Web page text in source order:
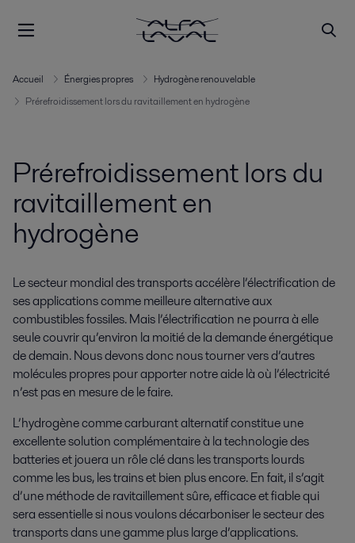
Accueil Énergies propres
Hydrogène renouvelable
Prérefroidissement lors du ravitaillement en hydrogène
Prérefroidissement lors du
ravitaillement en
hydrogène
Le secteur mondial des transports accélère l’électrification de
ses applications comme meilleure alternative aux
combustibles fossiles. Mais l’électrification ne pourra à elle
seule couvrir qu’environ la moitié de la demande énergétique
de demain. Nous devons donc nous tourner vers d’autres
molécules propres pour apporter notre aide là où l’électricité
n’est pas en mesure de le faire.
L’hydrogène comme carburant alternatif constitue une
excellente solution complémentaire à la technologie des
batteries et jouera un rôle clé dans les transports lourds
comme les bus, les trains et bien plus encore. En fait, il s’agit
d’une méthode de ravitaillement sûre, efficace et fiable qui
sera essentielle si nous voulons décarboniser le secteur des
transports dans une gamme plus large d’applications.